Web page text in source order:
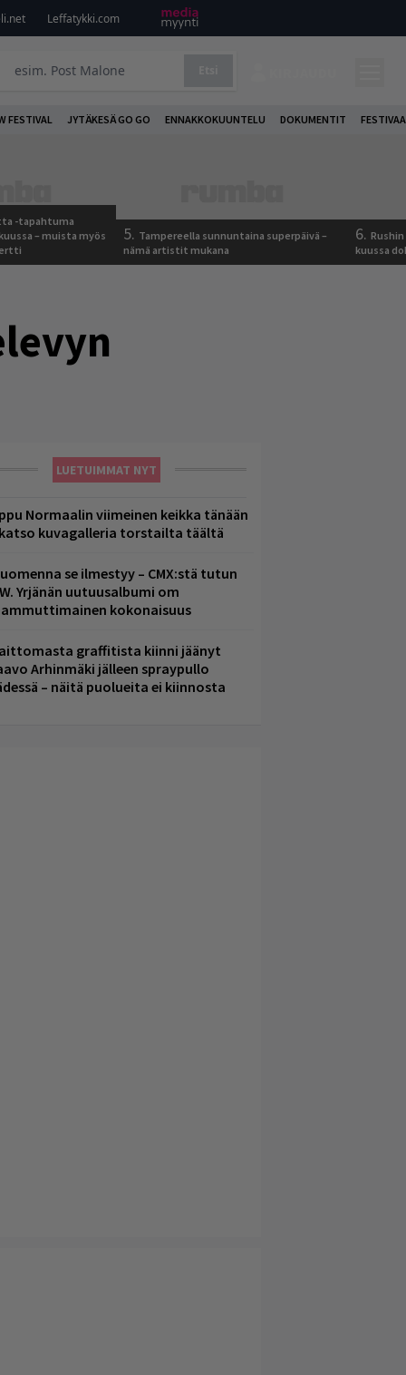
Leffatykki.com
FESTIVAL JYTÄKESÄ GO GO ENNAKKOKUUNTELU DOKUMENTIT
-tapahtuma
– muista myös
5. Tampereella sunnuntaina superpäivä –
nämä artistit mukana
6.
kuussa
LUETUIMMAT NYT
Normaalin viimeinen keikka tänään
kuvagalleria torstailta täältä
se ilmestyy – CMX:stä tutun
Yrjänän uutuusalbumi om
kokonaisuus
graffitista kiinni jäänyt
Arhinmäki jälleen spraypullo
– näitä puolueita ei kiinnosta